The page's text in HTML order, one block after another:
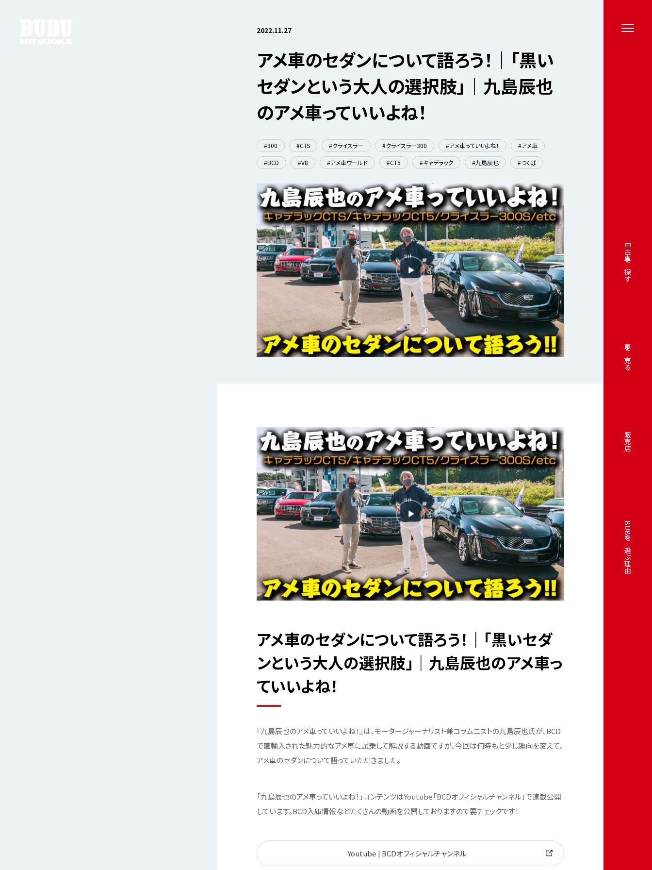
中古車を探す
車を売る
販売店
BUBUを選ぶ理由
2022.11.27
アメ車のセダンについて語ろう！｜「黒い
セダンという大人の選択肢」｜九島辰也
のアメ車っていいよね！
#300 #CTS #クライスラー #クライスラー300 #アメ車っていいよね！ #アメ車
#BCD #V8 #アメ車ワールド #CT5 #キャデラック #九島辰也 #つくば
アメ車のセダンについて語ろう！｜「黒いセダ
ンという大人の選択肢」｜九島辰也のアメ車っ
ていいよね！
『九島辰也のアメ車っていいよね！』は、モータージャーナリスト兼コラムニストの九島辰也氏が、BCD
で直輸入された魅力的なアメ車に試乗して解説する動画ですが、今回は何時もと少し趣向を変えて、
アメ車のセダンについて語っていただきました。
「九島辰也のアメ車っていいよね！」コンテンツはYoutube「BCDオフィシャルチャンネル」で連載公開
しています。BCD入庫情報などたくさんの動画を公開しておりますので要チェックです！
Youtube | BCDオフィシャルチャンネル